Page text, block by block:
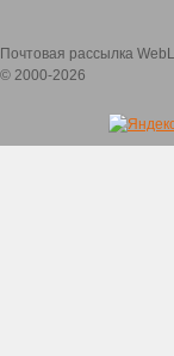
Почтовая рассылка
© 2000-2026